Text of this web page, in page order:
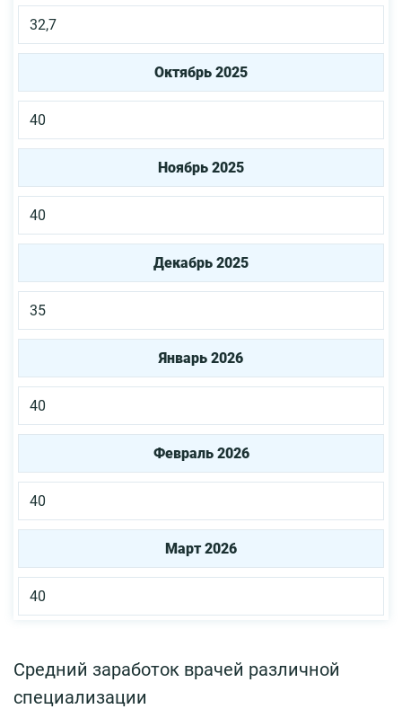
32,7
Октябрь 2025
40
Ноябрь 2025
40
Декабрь 2025
35
Январь 2026
40
Февраль 2026
40
Март 2026
40
Средний заработок врачей различной
специализации